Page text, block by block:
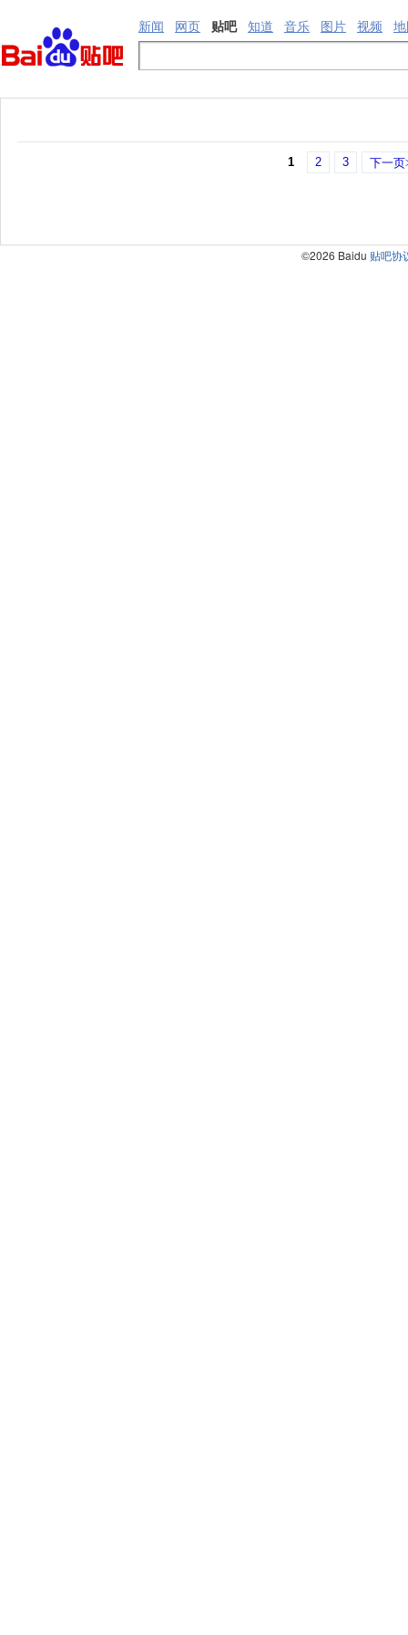
新闻 网页 贴吧 知道 音乐 图片 视频
1 2 3 下一页
©2026 Baidu 贴吧协